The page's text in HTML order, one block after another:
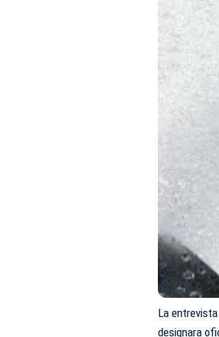
La
designara